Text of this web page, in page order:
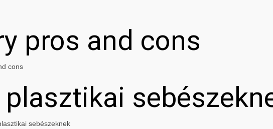
pros and cons
cons
sebészeknek